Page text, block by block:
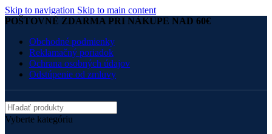
Skip to navigation Skip to main content
POŠTOVNÉ ZDARMA PRI NÁKUPE NAD 60€
Obchodné podmienky
Reklamačný poriadok
Ochrana osobných údajov
Odstúpenie od zmluvy
Vyberte kategóriu